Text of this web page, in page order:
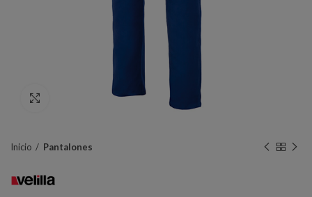
Click to enlarge
Inicio Pantalones